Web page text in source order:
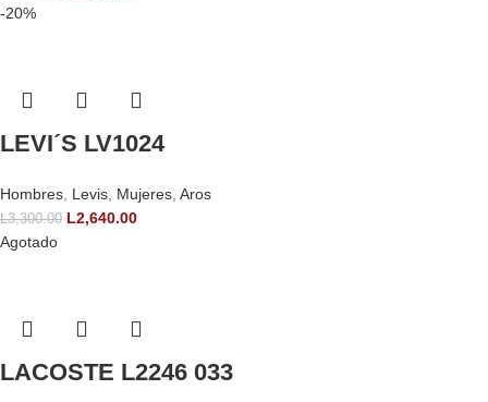
-20%
LEVI´S LV1024
Hombres, Levis, Mujeres, Aros
L3,300.00 L2,640.00
Agotado
LACOSTE L2246 033